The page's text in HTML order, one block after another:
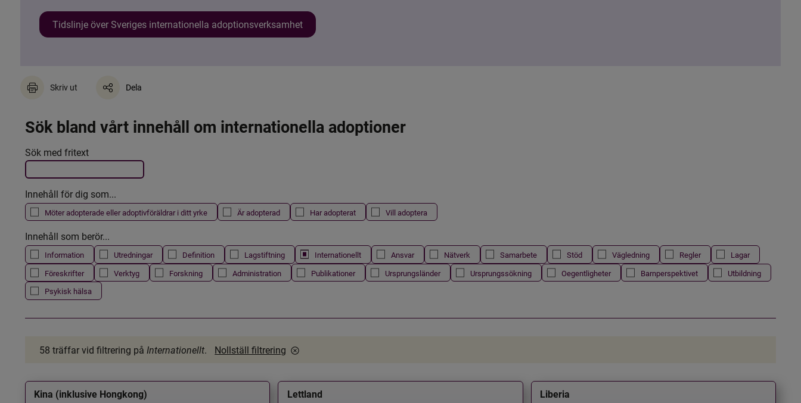
Tidslinje över Sveriges internationella adoptionsverksamhet
Skriv ut Dela
Sök bland vårt innehåll om internationella adoptioner
Filtrera resultatet
Det här formuläret postas automatiskt
Sök med fritext
Innehåll för dig som...
Möter adopterade eller adoptivföräldrar i ditt yrke Är adopterad Har adopterat Vill adoptera
Innehåll som berör...
Information Utredningar Definition Lagstiftning Internationellt Ansvar Nätverk Samarbete Stöd Vägledning Regler
Lagar
Föreskrifter
Verktyg Forskning Administration Publikationer Ursprungsländer Ursprungssökning Oegentligheter Barnperspektivet
Utbildning
Psykisk hälsa
58 träffarvid filtrering på Internationellt. Nollställ filtrering
Kina (inklusive Hongkong) Lettland Liberia